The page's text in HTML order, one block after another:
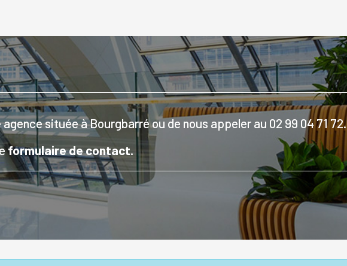
située à Bourgbarré ou de nous appeler au 02 99 04 71 72.
formulaire de contact.